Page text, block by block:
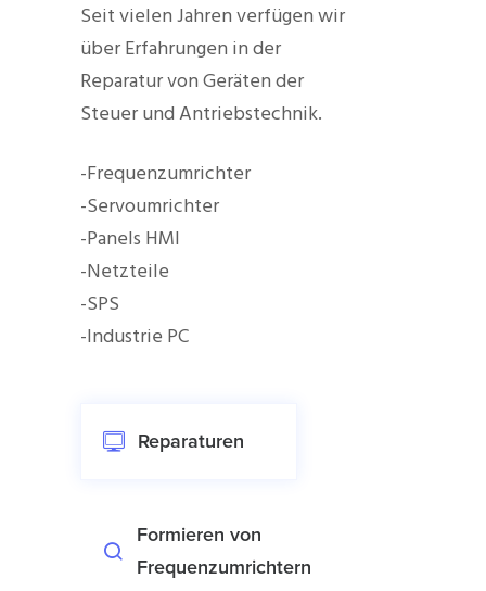
Seit vielen Jahren verfügen wir
über Erfahrungen in der
Reparatur von Geräten der
Steuer und Antriebstechnik.
-Frequenzumrichter
-Servoumrichter
-Panels HMI
-Netzteile
-SPS
-Industrie PC
Reparaturen
Formieren von
Frequenzumrichtern